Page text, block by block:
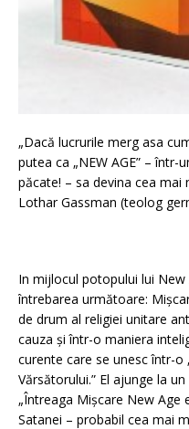
„Dacă lucrurile merg asa
putea ca „NEW AGE” –
păcate! – sa devina cea mai
Lothar Gassman (teolog
In mijlocul potopului lui
întrebarea următoare:
de drum al religiei unitare
cauza și într-o maniera
curente care se unesc într-o
Vărsătorului.” El ajunge la
„Întreaga Mișcare New Age
Satanei – probabil cea mai